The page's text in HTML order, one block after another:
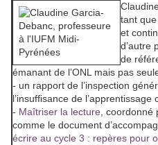
tant
et
d’autre
de
émanant de l’ONL mais pas
- un rapport de l’inspection
l’insuffisance de
- Maîtriser la lecture ,
comme le document
écrire au cycle 3 : repères pour